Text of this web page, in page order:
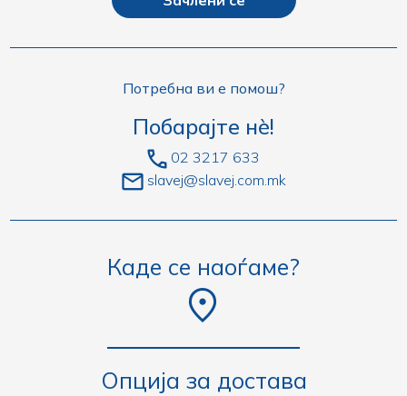
Потребна ви е помош?
Побарајте нè!
02 3217 633
slavej@slavej.com.mk
Каде се наоѓаме?
Опција за достава